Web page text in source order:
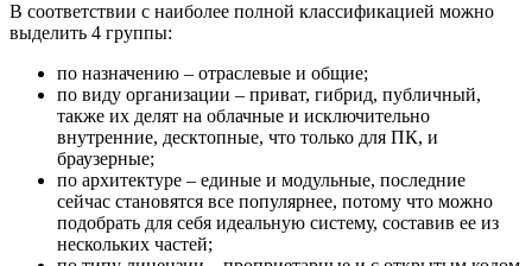
В соответствии с наиболее полной классификацией можно
выделить 4 группы:
по назначению – отраслевые и общие;
по виду организации – приват, гибрид, публичный,
также их делят на облачные и исключительно
внутренние, десктопные, что только для ПК, и
браузерные;
по архитектуре – единые и модульные, последние
сейчас становятся все популярнее, потому что можно
подобрать для себя идеальную систему, составив ее из
нескольких частей;